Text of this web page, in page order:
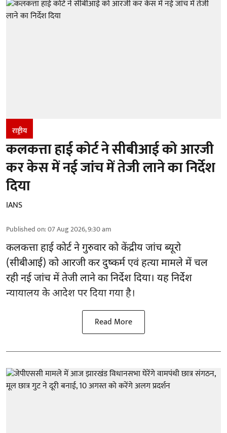
राष्ट्रीय
कलकत्ता हाई कोर्ट ने सीबीआई को आरजी
कर केस में नई जांच में तेजी लाने का निर्देश
दिया
IANS
Published on:07 Aug 2026, 9:30 am
कलकत्ता हाई कोर्ट ने गुरुवार को केंद्रीय जांच ब्यूरो
(सीबीआई) कोआरजी कर दुष्कर्म एवं हत्या मामलेमें चल
रही नई जांच में तेजी लाने का निर्देश दिया। यह निर्देश
न्यायालय के आदेश पर दिया गया है।
Read More